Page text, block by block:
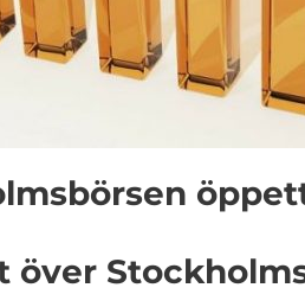
över